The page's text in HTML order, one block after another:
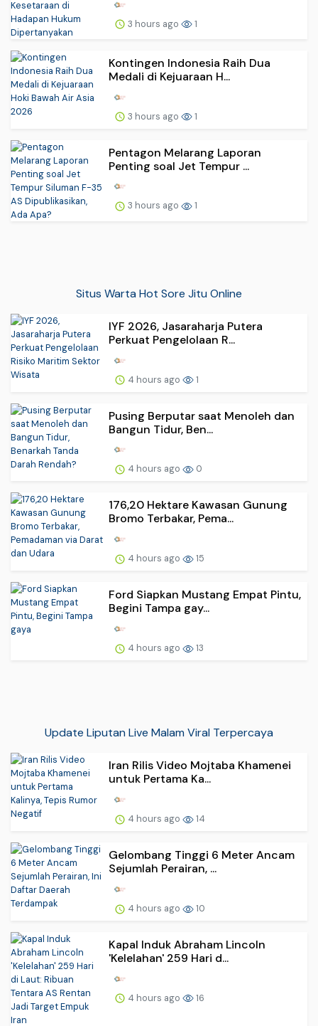
3 hours ago 1
Kontingen Indonesia Raih Dua
Medali di Kejuaraan H...
3 hours ago 1
Pentagon Melarang Laporan
Penting soal Jet Tempur ...
3 hours ago 1
Situs Warta Hot Sore Jitu Online
IYF 2026, Jasaraharja Putera
Perkuat Pengelolaan R...
4 hours ago 1
Pusing Berputar saat Menoleh dan
Bangun Tidur, Ben...
4 hours ago 0
176,20 Hektare Kawasan Gunung
Bromo Terbakar, Pema...
4 hours ago 15
Ford Siapkan Mustang Empat Pintu,
Begini Tampa gay...
4 hours ago 13
Update Liputan Live Malam Viral Terpercaya
Iran Rilis Video Mojtaba Khamenei
untuk Pertama Ka...
4 hours ago 14
Gelombang Tinggi 6 Meter Ancam
Sejumlah Perairan, ...
4 hours ago 10
Kapal Induk Abraham Lincoln
'Kelelahan' 259 Hari d...
4 hours ago 16